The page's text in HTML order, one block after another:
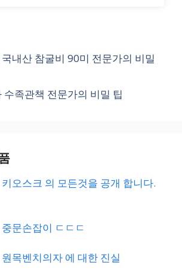
내산 참굴비 90미 전문가의 비밀
수족관책 전문가의 비밀 팁
키오스크 의 모든것을 공개 합니다.
중문손잡이 ㄷㄷㄷ
원목벤치의자 에 대한 진실